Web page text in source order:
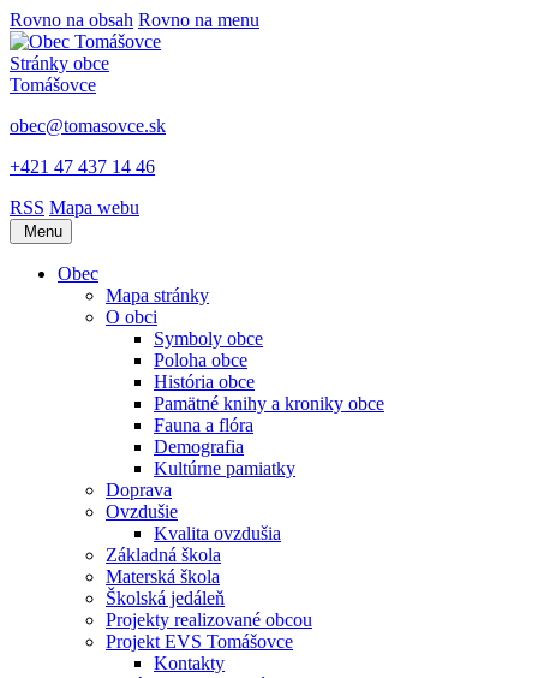
Rovno na obsah Rovno na menu
Stránky obce
Tomášovce
obec@tomasovce.sk
+421 47 437 14 46
RSS Mapa webu
Menu
Obec
Mapa stránky
O obci
Symboly obce
Poloha obce
História obce
Pamätné knihy a kroniky obce
Fauna a flóra
Demografia
Kultúrne pamiatky
Doprava
Ovzdušie
Kvalita ovzdušia
Základná škola
Materská škola
Školská jedáleň
Projekty realizované obcou
Projekt EVS Tomášovce
Kontakty